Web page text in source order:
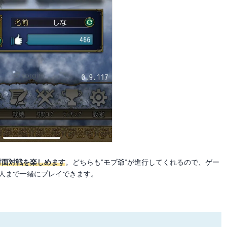
対戦を楽しめます。どちらも”モブ爺”が進行してくれるので、ゲー
で一緒にプレイできます。